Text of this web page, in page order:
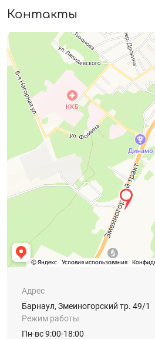
Контакты
Адрес
Барнаул, Змеиногорский тр. 49/1
Режим работы
Пн-вс 9:00-18:00